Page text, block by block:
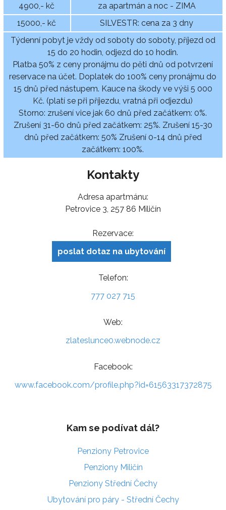
4900,- kč
za apartmán a noc - ZIMA
15000,- kč
SILVESTR: cena za 3 dny
Týdenní pobyt je vždy od soboty do soboty, příjezd od
15 do 20 hodin, odjezd do 10 hodin.
Platba 50% z ceny pronájmu do pěti dnů od potvrzení
reservace na účet. Doplatek do 100% ceny pronájmu do
15 dnů před nástupem. Kauce na škody ve výši 5 000
Kč. (platí se při příjezdu, vratná při odjezdu)
Storno: zrušení vice jak 60 dnů před začátkem: 0%.
Zrušení 31-60 dnů před začátkem: 25%. Zrušení 15-30
dnů před začátkem: 50% Zrušení 0-14 dnů před
začátkem: 100%.
Kontakty
Adresa apartmánu:
Petrovice 3, 257 86 Miličín
Rezervace:
poslat dotaz na ubytování
Telefon:
777 027 715
Web:
zlateslunce0.webnode.cz
Facebook:
www.facebook.com/profile.php?id=61563317372875
Kam se podívat dál?
Penziony Petrovice
Penziony Miličín
Penziony Střední Čechy
Ubytování pro páry - Střední Čechy